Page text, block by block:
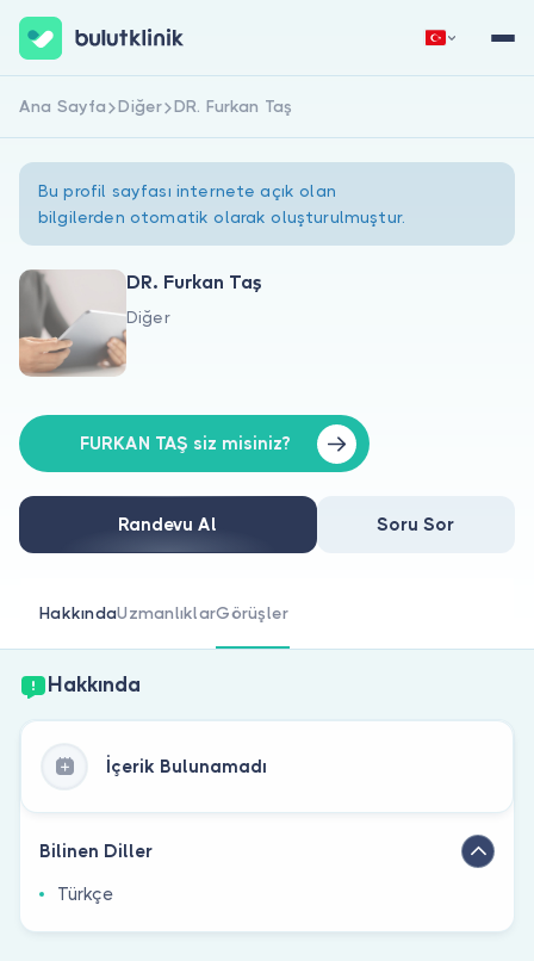
Hakkımızda
Doktorlar için
Doktor musunuz?
Hemen Kaydol
Ana Sayfa Diğer DR. Furkan Taş
Bu profil sayfası internete açık olan
bilgilerden otomatik olarak oluşturulmuştur.
DR. Furkan Taş
Diğer
FURKAN TAŞ siz misiniz?
Randevu Al Soru Sor
HakkındaUzmanlıklarGörüşler
Hakkında
İçerik Bulunamadı
Bilinen Diller
Türkçe